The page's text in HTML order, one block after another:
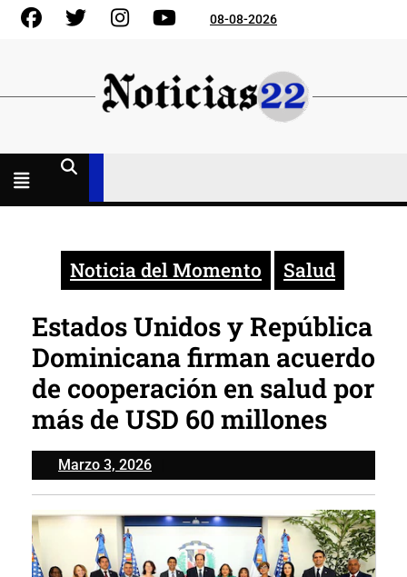
Skip
FacebookGorjeo InstagramYouTube08-08-2026
Noticia del Momento Salud
Estados Unidos y República
Dominicana firman acuerdo
de cooperación en salud por
más de USD 60 millones
Marzo 3, 2026Marzo
3,